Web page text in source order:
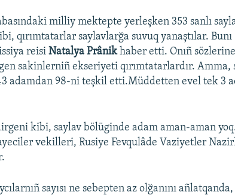
milliy mektepte yerleşken 353 sanlı
qırımtatarlar saylavlarğa suvuq yanaştılar. Bunı
reisiNatalya Prânikhaber etti. Onıñ
sakinlerniñ ekseriyeti qırımtatarlardır. Amma,
adamdan 98-ni teşkil etti.Müddetten evel tek 3
kibi, saylav bölüginde adam aman-aman
vekilleri, Rusiye Fevqulâde Vaziyetler
sayısı ne sebepten az olğanını